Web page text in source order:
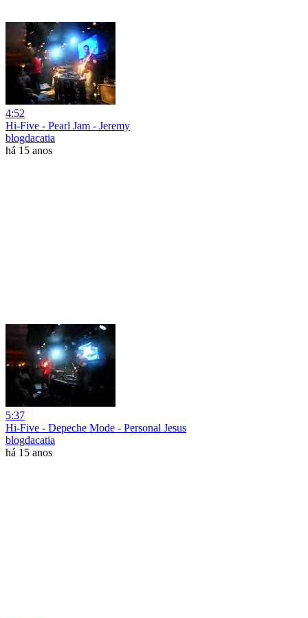
4:52
Hi-Five - Pearl Jam - Jeremy
blogdacatia
há 15 anos
5:37
Hi-Five - Depeche Mode - Personal Jesus
blogdacatia
há 15 anos